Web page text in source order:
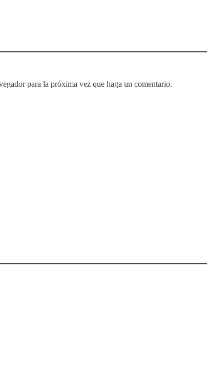
para la próxima vez que haga un comentario.